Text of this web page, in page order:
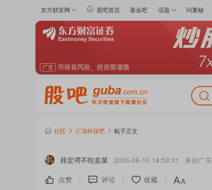
东方财富网 股吧首页 基金吧 话题 问董秘
社区 汇顶科技吧 帖子正文
薛定谔不吃韭菜 2026-06-10 14:59:31 来自广东
点赞
评论 收藏